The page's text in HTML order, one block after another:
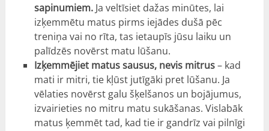
sapinumiem.Ja veltīsiet dažas minūtes, lai
izķemmētu matus pirms iejādes dušā pēc
treniņa vai no rīta, tas ietaupīs jūsu laiku un
palīdzēs novērst matu lūšanu.
Izķemmējiet matus sausus, nevis mitrus– kad
mati ir mitri, tie kļūst jutīgāki pret lūšanu. Ja
vēlaties novērst galu šķelšanos un bojājumus,
izvairieties no mitru matu sukāšanas. Vislabāk
matus ķemmēt tad, kad tie ir gandrīz vai pilnīgi